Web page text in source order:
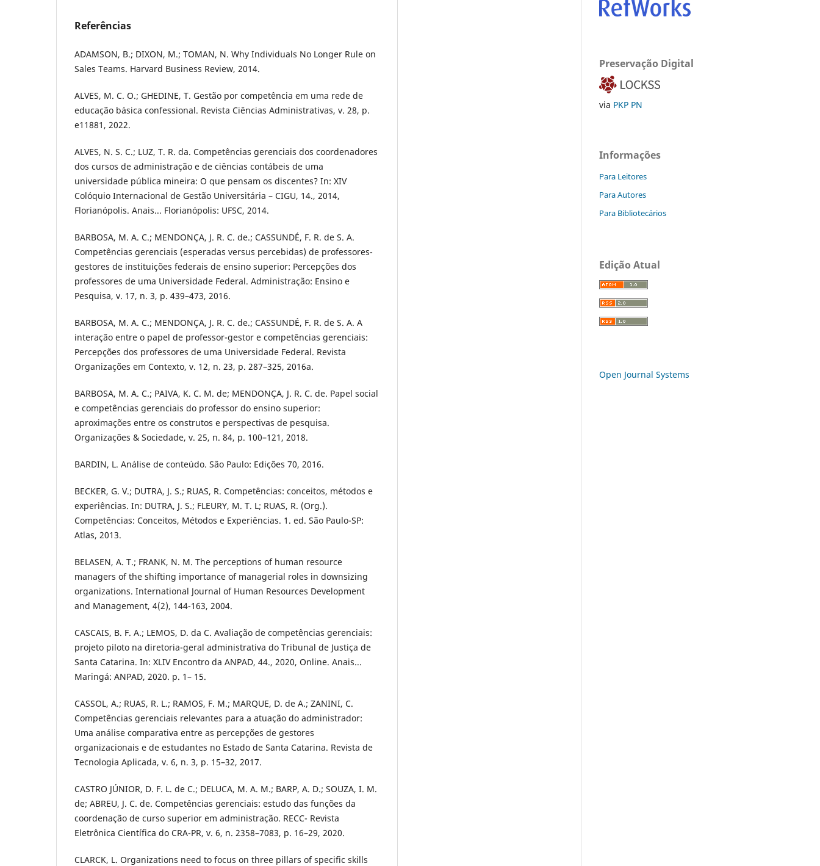
Referências
ADAMSON, B.; DIXON, M.; TOMAN, N. Why Individuals No Longer Rule on
Sales Teams. Harvard Business Review, 2014.
ALVES, M. C. O.; GHEDINE, T. Gestão por competência em uma rede de
educação básica confessional. Revista Ciências Administrativas, v. 28, p.
e11881, 2022.
ALVES, N. S. C.; LUZ, T. R. da. Competências gerenciais dos coordenadores
dos cursos de administração e de ciências contábeis de uma
universidade pública mineira: O que pensam os discentes? In: XIV
Colóquio Internacional de Gestão Universitária – CIGU, 14., 2014,
Florianópolis. Anais... Florianópolis: UFSC, 2014.
BARBOSA, M. A. C.; MENDONÇA, J. R. C. de.; CASSUNDÉ, F. R. de S. A.
Competências gerenciais (esperadas versus percebidas) de professores-
gestores de instituições federais de ensino superior: Percepções dos
professores de uma Universidade Federal. Administração: Ensino e
Pesquisa, v. 17, n. 3, p. 439–473, 2016.
BARBOSA, M. A. C.; MENDONÇA, J. R. C. de.; CASSUNDÉ, F. R. de S. A. A
interação entre o papel de professor-gestor e competências gerenciais:
Percepções dos professores de uma Universidade Federal. Revista
Organizações em Contexto, v. 12, n. 23, p. 287–325, 2016a.
BARBOSA, M. A. C.; PAIVA, K. C. M. de; MENDONÇA, J. R. C. de. Papel social
e competências gerenciais do professor do ensino superior:
aproximações entre os construtos e perspectivas de pesquisa.
Organizações & Sociedade, v. 25, n. 84, p. 100–121, 2018.
BARDIN, L. Análise de conteúdo. São Paulo: Edições 70, 2016.
BECKER, G. V.; DUTRA, J. S.; RUAS, R. Competências: conceitos, métodos e
experiências. In: DUTRA, J. S.; FLEURY, M. T. L; RUAS, R. (Org.).
Competências: Conceitos, Métodos e Experiências. 1. ed. São Paulo-SP:
Atlas, 2013.
BELASEN, A. T.; FRANK, N. M. The perceptions of human resource
managers of the shifting importance of managerial roles in downsizing
organizations. International Journal of Human Resources Development
and Management, 4(2), 144-163, 2004.
CASCAIS, B. F. A.; LEMOS, D. da C. Avaliação de competências gerenciais:
projeto piloto na diretoria-geral administrativa do Tribunal de Justiça de
Santa Catarina. In: XLIV Encontro da ANPAD, 44., 2020, Online. Anais...
Maringá: ANPAD, 2020. p. 1– 15.
CASSOL, A.; RUAS, R. L.; RAMOS, F. M.; MARQUE, D. de A.; ZANINI, C.
Competências gerenciais relevantes para a atuação do administrador:
Uma análise comparativa entre as percepções de gestores
organizacionais e de estudantes no Estado de Santa Catarina. Revista de
Tecnologia Aplicada, v. 6, n. 3, p. 15–32, 2017.
CASTRO JÚNIOR, D. F. L. de C.; DELUCA, M. A. M.; BARP, A. D.; SOUZA, I. M.
de; ABREU, J. C. de. Competências gerenciais: estudo das funções da
coordenação de curso superior em administração. RECC- Revista
Eletrônica Científica do CRA-PR, v. 6, n. 2358–7083, p. 16–29, 2020.
CLARCK, L. Organizations need to focus on three pillars of specific skills
Preservação Digital
via PKP PN
Informações
Para Leitores
Para Autores
Para Bibliotecários
Edição Atual
Open Journal Systems